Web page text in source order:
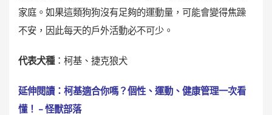
家庭。如果這類狗狗沒有足夠的運動量，可能會變得焦躁
不安，因此每天的戶外活動必不可少。
代表犬種：柯基、捷克狼犬
延伸閱讀： 柯基適合你嗎？個性、運動、健康管理一次看
懂！ – 怪獸部落